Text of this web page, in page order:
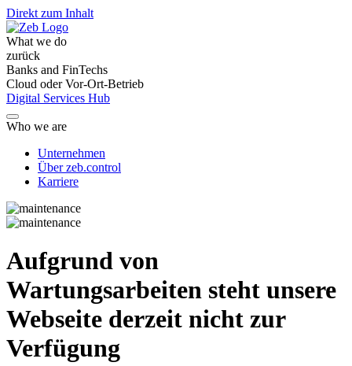
Direkt zum Inhalt
What we do
zurück
Banks and FinTechs
Cloud oder Vor-Ort-Betrieb
Digital Services Hub
Who we are
Unternehmen
Über zeb.control
Karriere
Aufgrund von
Wartungsarbeiten steht unsere
Webseite derzeit nicht zur
Verfügung